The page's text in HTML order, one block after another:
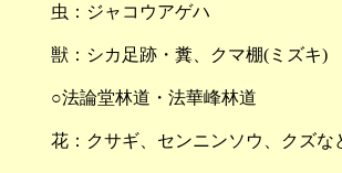
虫：ジャコウアゲハ
獣：シカ足跡・糞、クマ棚(ミズキ)
○法論堂林道・法華峰林道
花：クサギ、センニンソウ、クズな